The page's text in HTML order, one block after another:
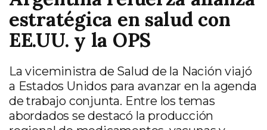
Nación
estratégica en salud con
EE.UU. y la OPS
La viceministra de Salud de la Nación viajó
a Estados Unidos para avanzar en la agenda
de trabajo conjunta. Entre los temas
abordados se destacó la producción